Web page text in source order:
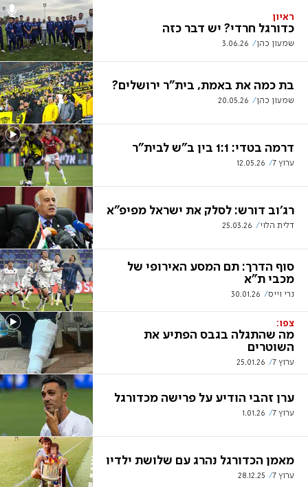
ראיון
כדורגל חרדי? יש דבר כזה
שמעון כהן 3.06.26
בת כמה את באמת, בית"ר ירושלים?
שמעון כהן 20.05.26
דרמה בטדי: 1:1 בין ב"ש לבית"ר
ערוץ 7 12.05.26
רג'וב דורש: לסלק את ישראל מפיפ"א
דלית הלוי 25.03.26
סוף הדרך: תם המסע האירופי של
מכבי ת"א
נרי וייס 30.01.26
צפו:
מה שהתגלה בגבס הפתיע את
השוטרים
ערוץ 7 25.01.26
ערן זהבי הודיע על פרישה מכדורגל
ערוץ 7 1.01.26
מאמן הכדורגל נהרג עם שלושת ילדיו
ערוץ 7 28.12.25